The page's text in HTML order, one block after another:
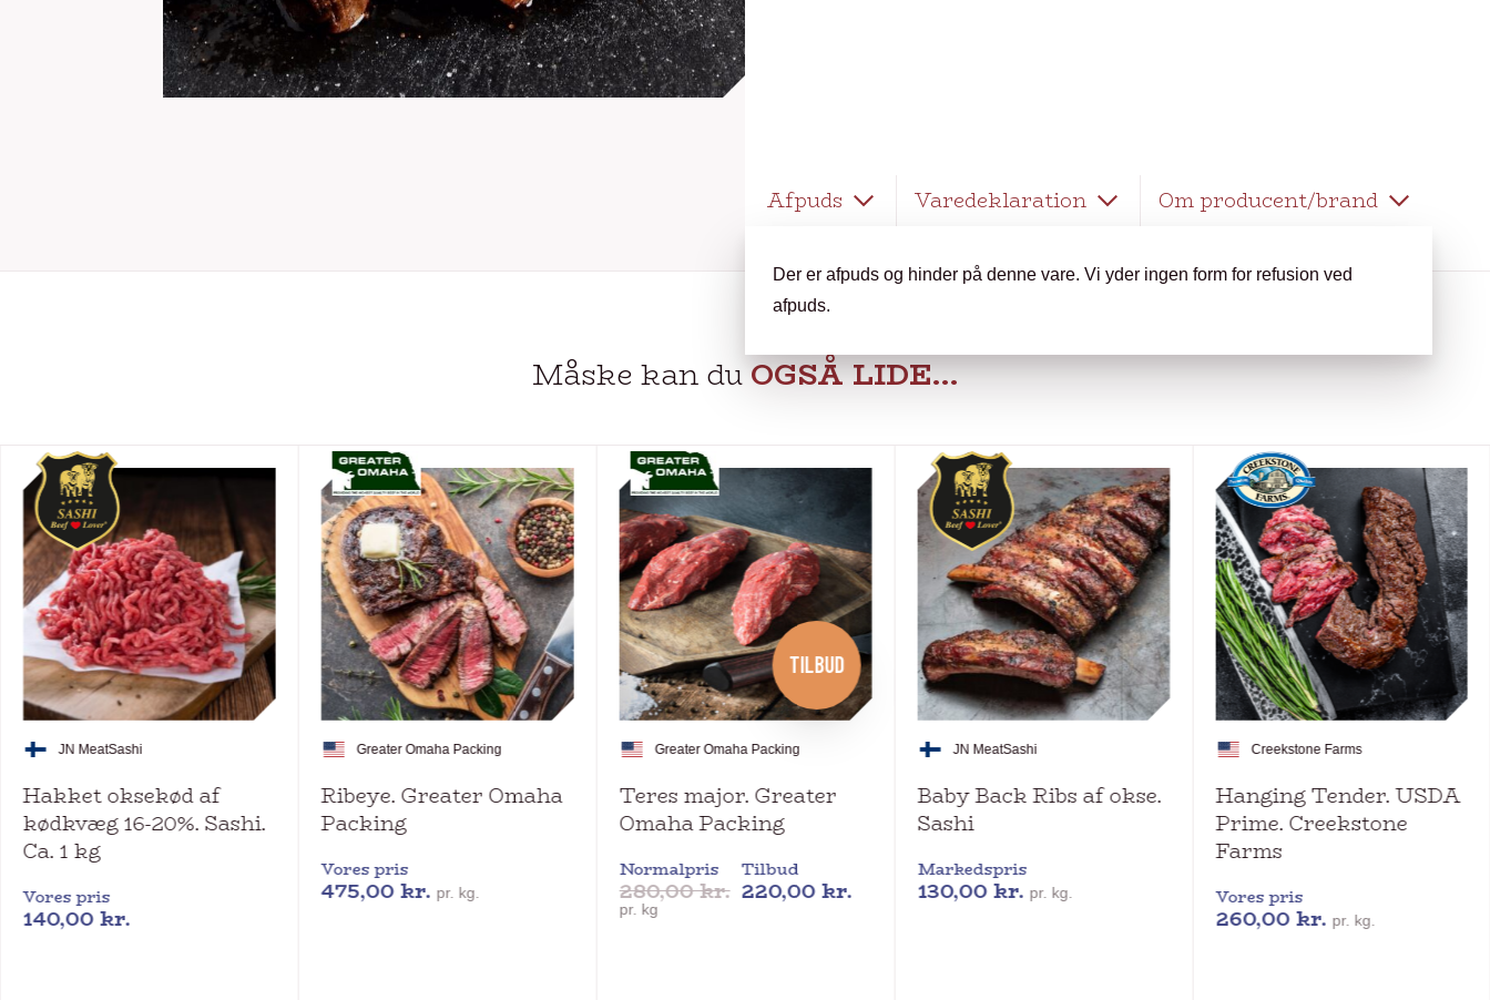
Afpuds Varedeklaration Om producent/brand
Der er afpuds og hinder på denne vare. Vi yder ingen form for refusion ved
afpuds.
Måske kan duOGSÅ LIDE…
JN MeatSashi
Hakket oksekød af
kødkvæg 16-20%. Sashi.
Ca. 1 kg
Vores pris
140,00kr.
Greater Omaha Packing
Ribeye. Greater Omaha
Packing
Vores pris
475,00kr. pr. kg.
TILBUD
Greater Omaha Packing
Teres major. Greater
Omaha Packing
Normalpris
280,00kr.
Tilbud
220,00kr.
pr. kg
JN MeatSashi
Baby Back Ribs af okse.
Sashi
Markedspris
130,00kr. pr. kg.
Creekstone Farms
Hanging Tender. USDA
Prime. Creekstone
Farms
Vores pris
260,00kr. pr. kg.